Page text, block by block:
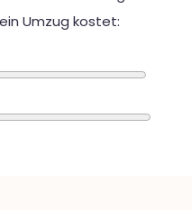
Umzug kostet: